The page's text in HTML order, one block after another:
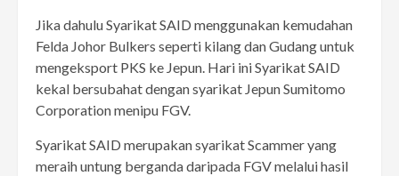
Jika dahulu Syarikat SAID menggunakan kemudahan
Felda Johor Bulkers seperti kilang dan Gudang untuk
mengeksport PKS ke Jepun. Hari ini Syarikat SAID
kekal bersubahat dengan syarikat Jepun Sumitomo
Corporation menipu FGV.
Syarikat SAID merupakan syarikat Scammer yang
meraih untung berganda daripada FGV melalui hasil